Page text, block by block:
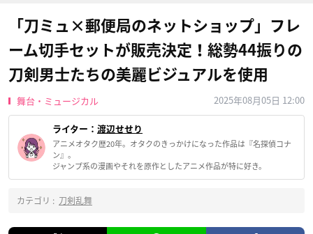
「刀ミュ×郵便局のネットショップ」フレ
ーム切手セットが販売決定！総勢44振りの
刀剣男士たちの美麗ビジュアルを使用
舞台・ミュージカル 2025年08月05日 12:00
ライター： 渡辺せせり
アニメオタク歴20年。オタクのきっかけになった作品は『名探偵コナ
ン』。
ジャンプ系の漫画やそれを原作としたアニメ作品が特に好き。
カテゴリ : 刀剣乱舞